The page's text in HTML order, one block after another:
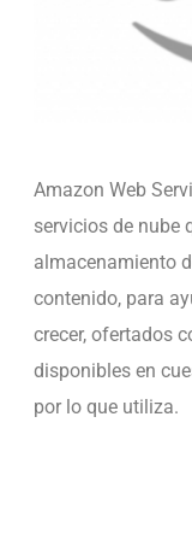
Amazon Web
servicios de nube
almacenamiento
contenido, para
crecer, ofertados
disponibles en
por lo que utiliza.